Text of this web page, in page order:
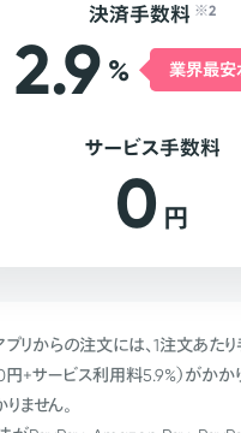
決済手数料 ※2
2.9 % 業界最安
サービス手数料
0 円
プリからの注文には、1注文あた
+サービス利用料5.9%）がかか
ません。